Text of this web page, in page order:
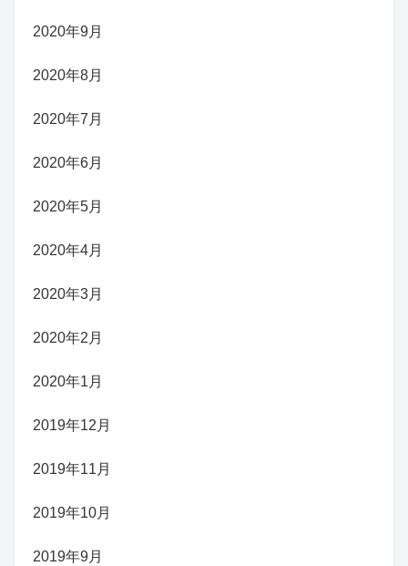
2020年9月
2020年8月
2020年7月
2020年6月
2020年5月
2020年4月
2020年3月
2020年2月
2020年1月
2019年12月
2019年11月
2019年10月
2019年9月